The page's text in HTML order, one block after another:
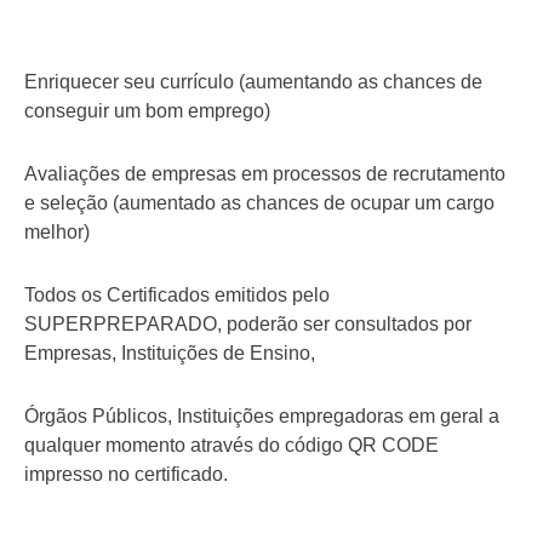
Enriquecer seu currículo (aumentando as chances de
conseguir um bom emprego)
Avaliações de empresas em processos de recrutamento
e seleção (aumentado as chances de ocupar um cargo
melhor)
Todos os Certificados emitidos pelo
SUPERPREPARADO, poderão ser consultados por
Empresas, Instituições de Ensino,
Órgãos Públicos, Instituições empregadoras em geral a
qualquer momento através do código QR CODE
impresso no certificado.